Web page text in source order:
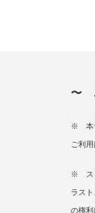
〜
※ 本
ご利
※ ス
ラス
の権利